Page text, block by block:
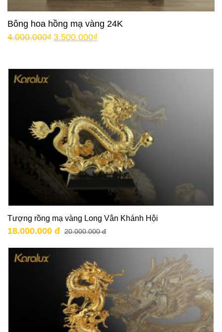
Bông hoa hồng mạ vàng 24K
4.000.000₫ 3.500.000₫
Tượng rồng mạ vàng Long Vân Khánh Hội
18.000.000 đ 20.000.000 đ